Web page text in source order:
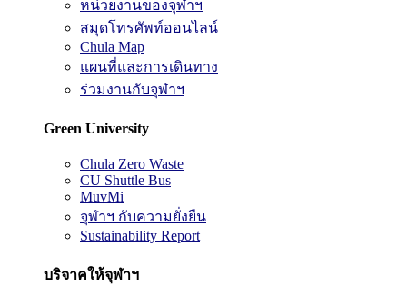
หน่วยงานของจุฬาฯ
สมุดโทรศัพท์ออนไลน์
Chula Map
แผนที่และการเดินทาง
ร่วมงานกับจุฬาฯ
Green University
Chula Zero Waste
CU Shuttle Bus
MuvMi
จุฬาฯ กับความยั่งยืน
Sustainability Report
บริจาคให้จุฬาฯ